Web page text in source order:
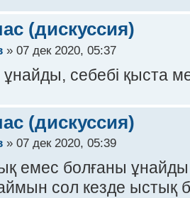
(дискуссия)
» 07 дек 2020, 05:37
себебі қыста
(дискуссия)
» 07 дек 2020, 05:39
емес болғаны
сол кезде ыстық